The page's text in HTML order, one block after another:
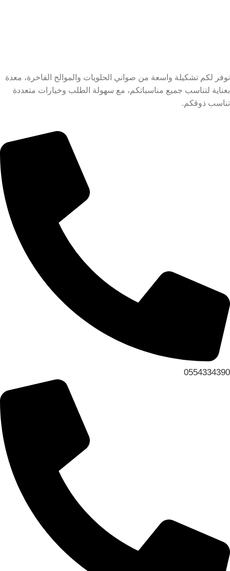
نوفر لكم تشكيلة واسعة من صواني الحلويات والموالح الفاخرة، معدة
بعناية لتناسب جميع مناسباتكم، مع سهولة الطلب وخيارات متعددة
تناسب ذوقكم.
0554334390